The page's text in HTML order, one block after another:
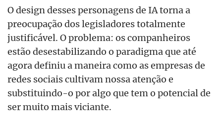
O design desses personagens de IA torna a
preocupação dos legisladores totalmente
justificável. O problema: os companheiros
estão desestabilizando o paradigma que até
agora definiu a maneira como as empresas de
redes sociais cultivam nossa atenção e
substituindo-o por algo que tem o potencial de
ser muito mais viciante.